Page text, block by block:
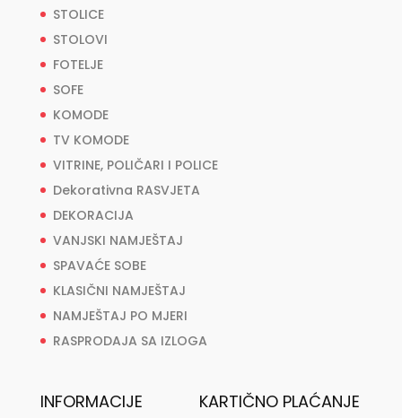
STOLICE
STOLOVI
FOTELJE
SOFE
KOMODE
TV KOMODE
VITRINE, POLIČARI I POLICE
Dekorativna RASVJETA
DEKORACIJA
VANJSKI NAMJEŠTAJ
SPAVAĆE SOBE
KLASIČNI NAMJEŠTAJ
NAMJEŠTAJ PO MJERI
RASPRODAJA SA IZLOGA
INFORMACIJE KARTIČNO PLAĆANJE